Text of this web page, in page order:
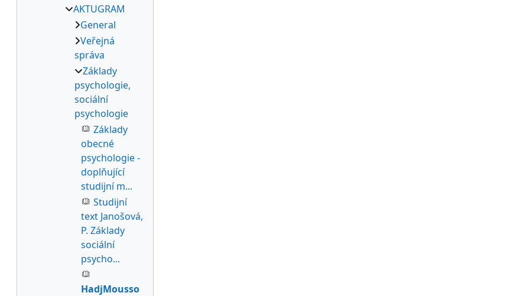
AKTUGRAM
General
Veřejná
správa
Základy
psychologie,
sociální
psychologie
Základy
obecné
psychologie -
doplňující
studijní m...
Studijní
text Janošová,
P. Základy
sociální
psycho...
HadjMousso